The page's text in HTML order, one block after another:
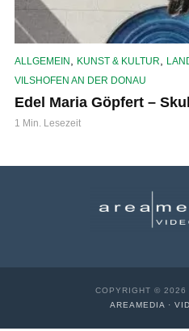
ALLGEMEIN KUNST & KULTUR
VILSHOFEN AN DER DONAU
Edel Maria Göpfert –
1 Min. Lesezeit
COPYRIGHT © 2026
AREAMEDIA ·